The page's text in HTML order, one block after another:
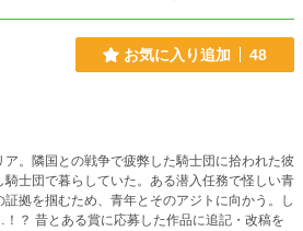
お気に入り追加 48
。隣国との戦争で疲弊した騎士団に拾われた彼
士団で暮らしていた。ある潜入任務で怪しい青
拠を掴むため、青年とそのアジトに向かう。し
・改稿を